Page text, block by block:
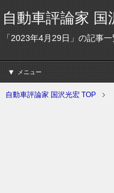
自動車評論家 国
「2023年4月29日」の記事
メニュー
自動車評論家 国沢光宏 TOP